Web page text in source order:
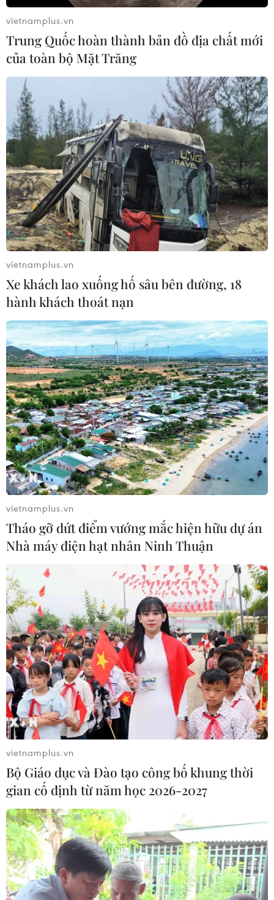
vietnamplus.vn
Trung Quốc hoàn thành bản đồ địa chất mới
của toàn bộ Mặt Trăng
vietnamplus.vn
Xe khách lao xuống hố sâu bên đường, 18
hành khách thoát nạn
vietnamplus.vn
Tháo gỡ dứt điểm vướng mắc hiện hữu dự án
Nhà máy điện hạt nhân Ninh Thuận
vietnamplus.vn
Bộ Giáo dục và Đào tạo công bố khung thời
gian cố định từ năm học 2026-2027